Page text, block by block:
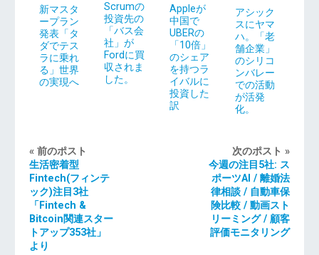
新マスタ
ープラン
発表「タ
ダでテス
ラに乗れ
る」世界
の実現へ
Scrumの
投資先の
「バス会
社」が
Fordに買
収されま
した。
Appleが
中国で
UBERの
「10倍」
のシェア
を持つラ
イバルに
投資した
訳
アシック
スにヤマ
ハ。「老
舗企業」
のシリコ
ンバレー
での活動
が活発
化。
« 前のポスト
生活密着型
Fintech(フィンテ
ック)注目3社
「Fintech &
Bitcoin関連スター
トアップ353社」
より
次のポスト »
今週の注目5社: ス
ポーツAI / 離婚法
律相談 / 自動車保
険比較 / 動画スト
リーミング / 顧客
評価モニタリング